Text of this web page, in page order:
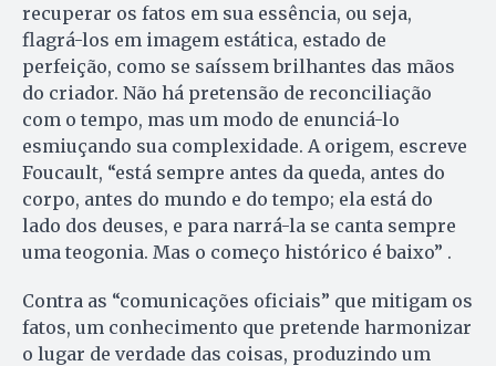
recuperar os fatos em sua essência, ou seja,
flagrá-los em imagem estática, estado de
perfeição, como se saíssem brilhantes das mãos
do criador. Não há pretensão de reconciliação
com o tempo, mas um modo de enunciá-lo
esmiuçando sua complexidade. A origem, escreve
Foucault, “está sempre antes da queda, antes do
corpo, antes do mundo e do tempo; ela está do
lado dos deuses, e para narrá-la se canta sempre
uma teogonia. Mas o começo histórico é baixo” .
Contra as “comunicações oficiais” que mitigam os
fatos, um conhecimento que pretende harmonizar
o lugar de verdade das coisas, produzindo um